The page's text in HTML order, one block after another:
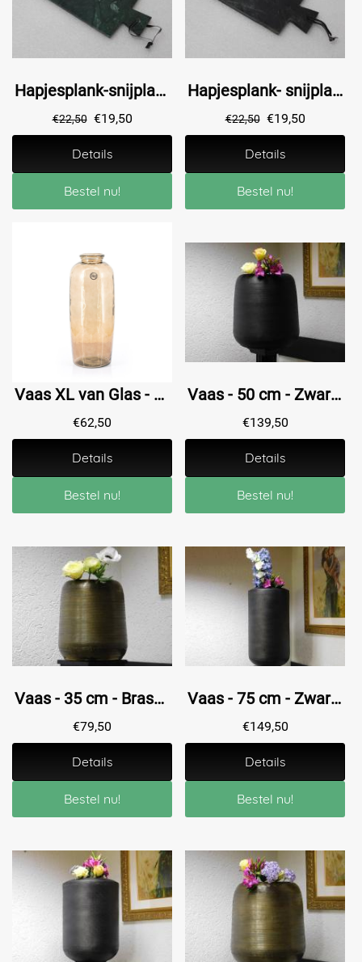
Hapjesplank-snijplank - marmer - 43 cm - Groen
€22,50 €19,50
Details
Bestel nu!
Hapjesplank- snijplank- marmer - 43 cm - Zwart
€22,50 €19,50
Details
Bestel nu!
Vaas XL van Glas - 70 cm - Bruin
€62,50
Details
Bestel nu!
Vaas - 50 cm - Zwart - Metaal
€139,50
Details
Bestel nu!
Vaas - 35 cm - Brass - Metaal
€79,50
Details
Bestel nu!
Vaas - 75 cm - Zwart - Metaal
€149,50
Details
Bestel nu!